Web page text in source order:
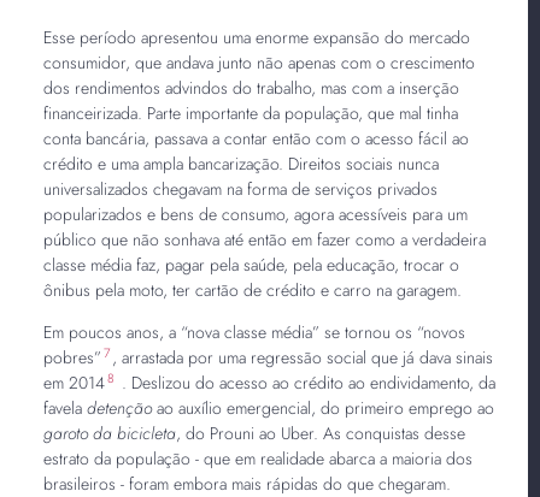
Esse período apresentou uma enorme expansão do mercado
consumidor, que andava junto não apenas com o crescimento
dos rendimentos advindos do trabalho, mas com a inserção
financeirizada. Parte importante da população, que mal tinha
conta bancária, passava a contar então com o acesso fácil ao
crédito e uma ampla bancarização. Direitos sociais nunca
universalizados chegavam na forma de serviços privados
popularizados e bens de consumo, agora acessíveis para um
público que não sonhava até então em fazer como a verdadeira
classe média faz, pagar pela saúde, pela educação, trocar o
ônibus pela moto, ter cartão de crédito e carro na garagem.
Em poucos anos, a “nova classe média” se tornou os “novos
pobres” 7 , arrastada por uma regressão social que já dava sinais
em 20148 . Deslizou do acesso ao crédito ao endividamento, da
favela detençãoao auxílio emergencial, do primeiro emprego ao
garoto da bicicleta, do Prouni ao Uber. As conquistas desse
estrato da população - que em realidade abarca a maioria dos
brasileiros - foram embora mais rápidas do que chegaram.